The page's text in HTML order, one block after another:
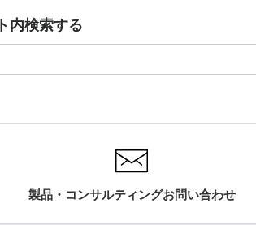
内検索する
製品・コンサルティングお問い合わせ